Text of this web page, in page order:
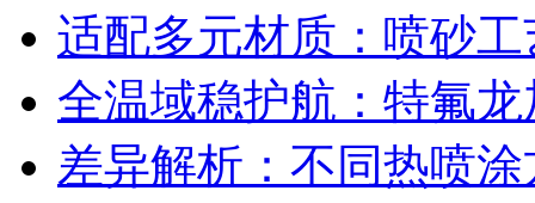
适配多元材质：喷砂
全温域稳护航：特氟
差异解析：不同热喷